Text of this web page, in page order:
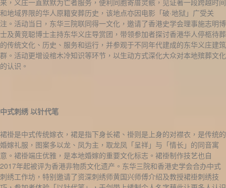
来，义庄一直默默为亡者服务，便利同胞寄厝灵骸，见证著一段跨越时间
和地域界限的华人原籍安葬历史，该地点亦因电影「破·地狱」广受关
注。活动当日，东华三院联同得一文化，邀请了香港史学会理事施志明博
士及黄竞聪博士主持东华义庄导赏团，带领参加者探讨香港华人停柩待葬
的传统文化、历史、服务和运行，并参观于不同年代建成的东华义庄建筑
群。活动更增设棺木冷知识等环节，以生动方式深化大众对本地殡葬文化
的认识。
中式刺绣 以针代笔
裙褂是中式传统嫁衣，裙是指下身长裙、褂则是上身的对襟衣，是传统的
婚嫁礼服，图案多以龙、凤为主，取龙凤「呈祥」与「情长」的同音寓
意。裙褂端庄优雅，是本地婚嫁的重要文化标志。裙褂制作技艺也自
2017年起被评为香港非物质文化遗产。东华三院和香港史学会合办中式
刺绣工作坊，特别邀请了资深刺绣师黄国兴师傅介绍及教授裙褂刺绣技